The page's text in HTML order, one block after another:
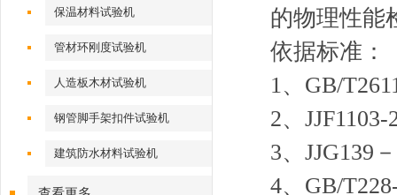
保温材料试验机
管材环刚度试验机
人造板木材试验机
钢管脚手架扣件试验机
建筑防水材料试验机
的物理性能
依据标准：
1、GB/
2、
3、JJG139
4、GB/